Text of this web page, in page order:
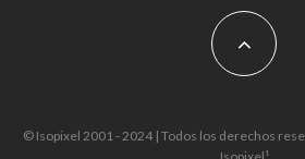
© Isopixel 2001 - 2024 | Todos los derechos